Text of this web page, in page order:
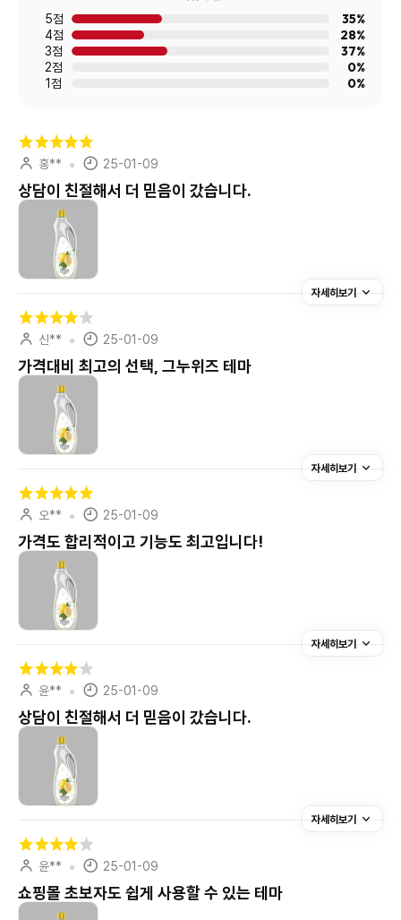
5점
35%
4점 28%
3점 37%
2점 0%
1점 0%
홍** 25-01-09
상담이 친절해서 더 믿음이 갔습니다.
자세히보기
신** 25-01-09
가격대비 최고의 선택, 그누위즈 테마
자세히보기
오** 25-01-09
가격도 합리적이고 기능도 최고입니다!
자세히보기
윤** 25-01-09
상담이 친절해서 더 믿음이 갔습니다.
자세히보기
윤** 25-01-09
쇼핑몰 초보자도 쉽게 사용할 수 있는 테마